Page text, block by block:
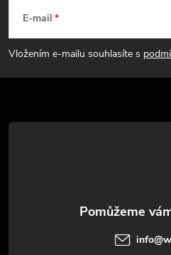
p
a
t
E-mail
Vložením e-mailu souhlasíte s
info@